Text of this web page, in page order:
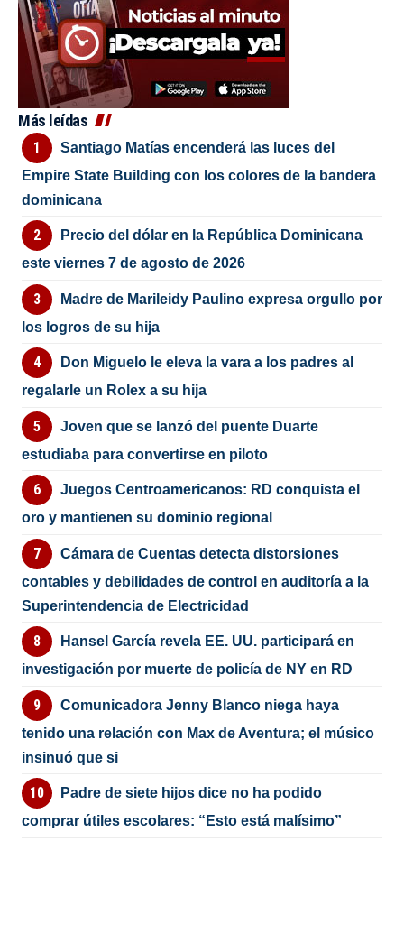
Más leídas
Santiago Matías encenderá las luces del
Empire State Building con los colores de la bandera
dominicana
Precio del dólar en la República Dominicana
este viernes 7 de agosto de 2026
Madre de Marileidy Paulino expresa orgullo por
los logros de su hija
Don Miguelo le eleva la vara a los padres al
regalarle un Rolex a su hija
Joven que se lanzó del puente Duarte
estudiaba para convertirse en piloto
Juegos Centroamericanos: RD conquista el
oro y mantienen su dominio regional
Cámara de Cuentas detecta distorsiones
contables y debilidades de control en auditoría a la
Superintendencia de Electricidad
Hansel García revela EE. UU. participará en
investigación por muerte de policía de NY en RD
Comunicadora Jenny Blanco niega haya
tenido una relación con Max de Aventura; el músico
insinuó que si
Padre de siete hijos dice no ha podido
comprar útiles escolares: “Esto está malísimo”